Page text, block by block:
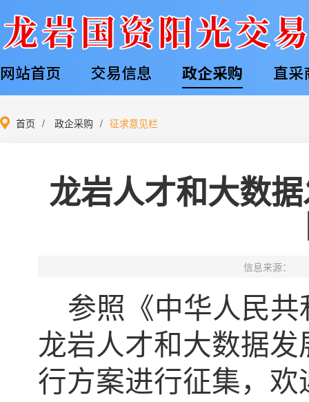
网站首页 交易信息 政企采购 直采
首页 政企采购 征求意见栏
龙岩人才和大数
信息来源：
参照 《中华人民
龙岩人才和大数据
行方案进行征集，